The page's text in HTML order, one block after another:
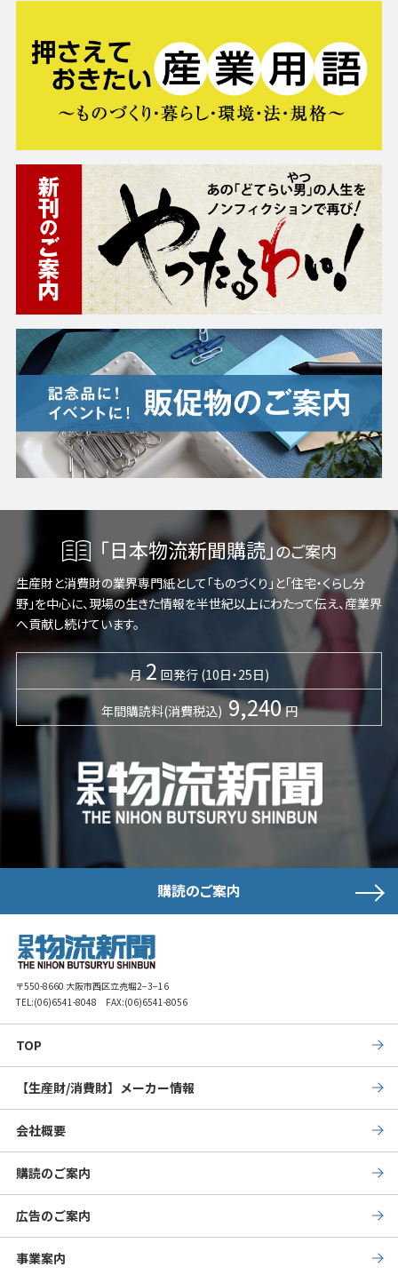
「日本物流新聞購読」のご案内
生産財と消費財の業界専門紙として「ものづくり」と「住宅・くらし分
野」を中心に、現場の生きた情報を半世紀以上にわたって伝え、産業界
へ貢献し続けています。
月 2 回発行 (10日・25日)
年間購読料(消費税込) 9,240 円
購読のご案内
〒550-8660 大阪市西区立売堀2−3−16
TEL:(06)6541-8048 FAX:(06)6541-8056
TOP
【生産財/消費財】メーカー情報
会社概要
購読のご案内
広告のご案内
事業案内